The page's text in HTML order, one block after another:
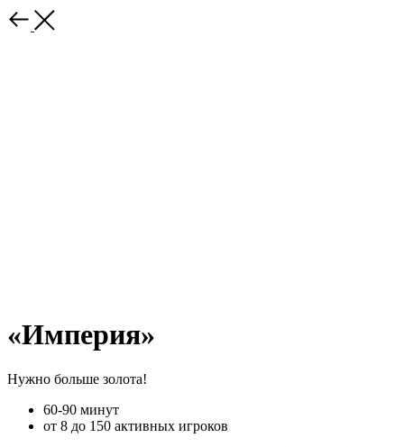
«Империя»
Нужно больше золота!
60-90 минут
от 8 до 150 активных игроков